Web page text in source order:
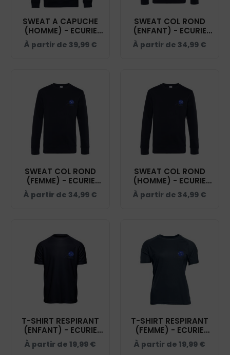
SWEAT A CAPUCHE
(HOMME) - ECURIE
SOPHIE DECHOUX -
NAVY - BCU33B
À partir de 39,99 €
SWEAT COL ROND
(ENFANT) - ECURIE
SOPHIE DECHOUX -
NAVY - ID332K
À partir de 34,99 €
SWEAT COL ROND
(FEMME) - ECURIE
SOPHIE DECHOUX -
NAVY - BCW01Q
À partir de 34,99 €
SWEAT COL ROND
(HOMME) - ECURIE
SOPHIE DECHOUX -
NAVY - BCU01K
À partir de 34,99 €
T-SHIRT RESPIRANT
(ENFANT) - ECURIE
SOPHIE DECHOUX -
NAVY - IB302
À partir de 19,99 €
T-SHIRT RESPIRANT
(FEMME) - ECURIE
SOPHIE DECHOUX -
NAVY - IB301
À partir de 19,99 €